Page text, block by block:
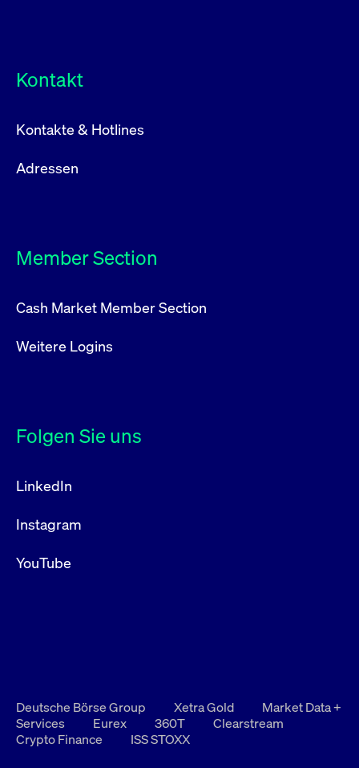
Kontakt
Kontakte & Hotlines
Adressen
Member Section
Cash Market Member Section
Weitere Logins
Folgen Sie uns
LinkedIn
Instagram
YouTube
Deutsche Börse Group Xetra Gold
Market Data +
Services
Eurex 360T
Clearstream
Crypto Finance
ISS STOXX